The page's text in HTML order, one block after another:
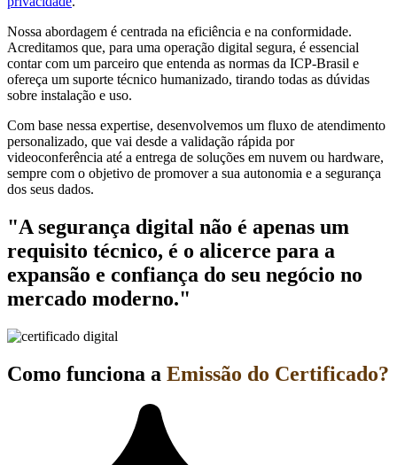
Nossa abordagem é centrada na eficiência e na conformidade.
Acreditamos que, para uma operação digital segura, é essencial
contar com um parceiro que entenda as normas da ICP-Brasil e
ofereça um suporte técnico humanizado, tirando todas as dúvidas
sobre instalação e uso.
Com base nessa expertise, desenvolvemos um fluxo de atendimento
personalizado, que vai desde a validação rápida por
videoconferência até a entrega de soluções em nuvem ou hardware,
sempre com o objetivo de promover a sua autonomia e a segurança
dos seus dados.
"A segurança digital não é apenas um
requisito técnico, é o alicerce para a
expansão e confiança do seu negócio no
mercado moderno."
Como funciona a Emissão do Certificado?